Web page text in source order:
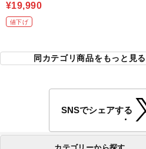
¥19,990
値下げ
同カテゴリ商品をもっと見る
SNSでシェアする